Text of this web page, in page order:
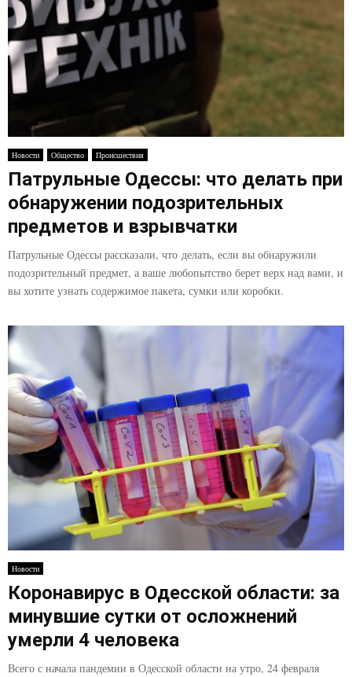
E
N
U
Новости Общество Происшествия
Патрульные Одессы: что делать при
обнаружении подозрительных
предметов и взрывчатки
Патрульные Одессы рассказали, что делать, если вы обнаружили
подозрительный предмет, а ваше любопытство берет верх над вами, и
вы хотите узнать содержимое пакета, сумки или коробки.
Новости
Коронавирус в Одесской области: за
минувшие сутки от осложнений
умерли 4 человека
Всего с начала пандемии в Одесской области на утро, 24 февраля